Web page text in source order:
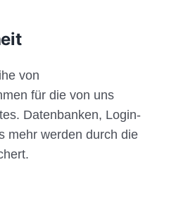
von
für die von uns
Datenbanken, Login-
mehr werden durch die